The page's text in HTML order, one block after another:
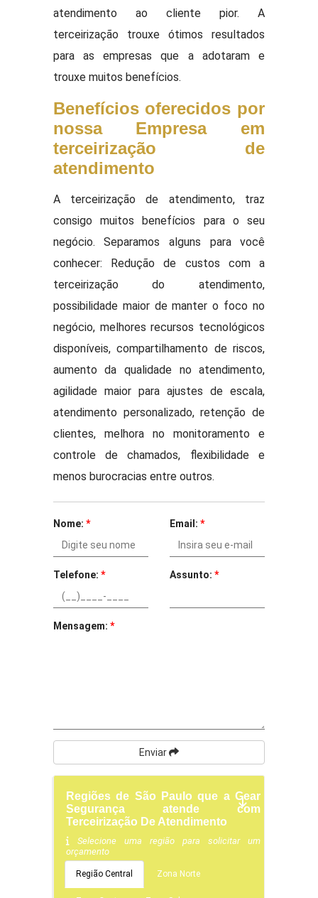
atendimento ao cliente pior. A
terceirização trouxe ótimos resultados
para as empresas que a adotaram e
trouxe muitos benefícios.
Benefícios oferecidos por
nossa Empresa em
terceirização de
atendimento
A terceirização de atendimento, traz
consigo muitos benefícios para o seu
negócio. Separamos alguns para você
conhecer: Redução de custos com a
terceirização do atendimento,
possibilidade maior de manter o foco no
negócio, melhores recursos tecnológicos
disponíveis, compartilhamento de riscos,
aumento da qualidade no atendimento,
agilidade maior para ajustes de escala,
atendimento personalizado, retenção de
clientes, melhora no monitoramento e
controle de chamados, flexibilidade e
menos burocracias entre outros.
Nome: * Email: *
Telefone: * Assunto: *
Mensagem: *
Enviar
Regiões de São Paulo que a Gear
Segurança atende com
Terceirização De Atendimento
Selecione uma região para solicitar um
orçamento
Região Central Zona Norte